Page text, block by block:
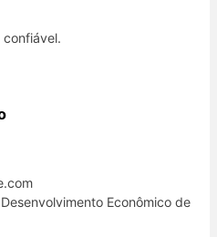
confiável.
Econômico de